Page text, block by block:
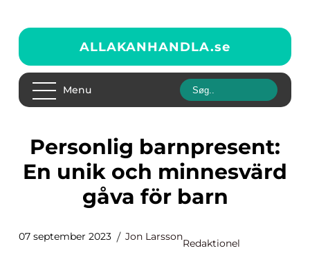
ALLAKANHANDLA.se
Menu
Personlig barnpresent:
En unik och minnesvärd
gåva för barn
07 september 2023 Jon Larsson
Redaktionel